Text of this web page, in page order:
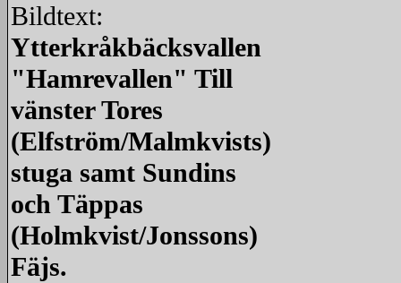
Bildtext:
Ytterkråkbäcksvallen
"Hamrevallen" Till
vänster Tores
(Elfström/Malmkvists)
stuga samt Sundins
och Täppas
(Holmkvist/Jonssons)
Fäjs.